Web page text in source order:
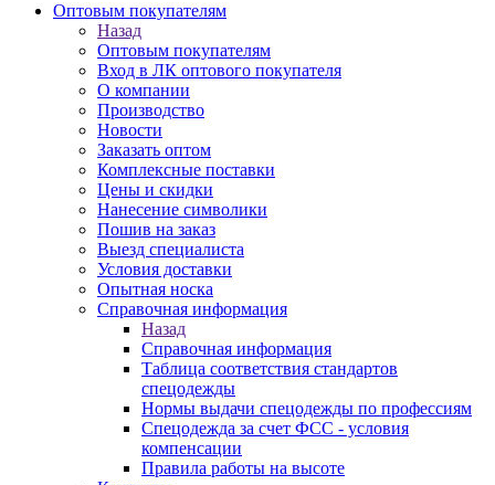
Оптовым покупателям
Назад
Оптовым покупателям
Вход в ЛК оптового покупателя
О компании
Производство
Новости
Заказать оптом
Комплексные поставки
Цены и скидки
Нанесение символики
Пошив на заказ
Выезд специалиста
Условия доставки
Опытная носка
Справочная информация
Назад
Справочная информация
Таблица соответствия стандартов
спецодежды
Нормы выдачи спецодежды по профессиям
Спецодежда за счет ФСС - условия
компенсации
Правила работы на высоте